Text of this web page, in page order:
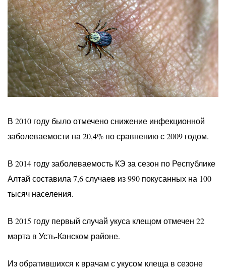
В 2010 году было отмечено снижение инфекционной
заболеваемости на 20,4% по сравнению с 2009 годом.
В 2014 году заболеваемость КЭ за сезон по Республике
Алтай составила 7,6 случаев из 990 покусанных на 100
тысяч населения.
В 2015 году первый случай укуса клещом отмечен 22
марта в Усть-Канском районе.
Из обратившихся к врачам с укусом клеща в сезоне